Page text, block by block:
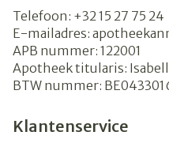
Telefoon: +32 15 27 75 24
E-mailadres:
APB nummer: 122001
Apotheek titularis:
BTW nummer:
Klantenservice